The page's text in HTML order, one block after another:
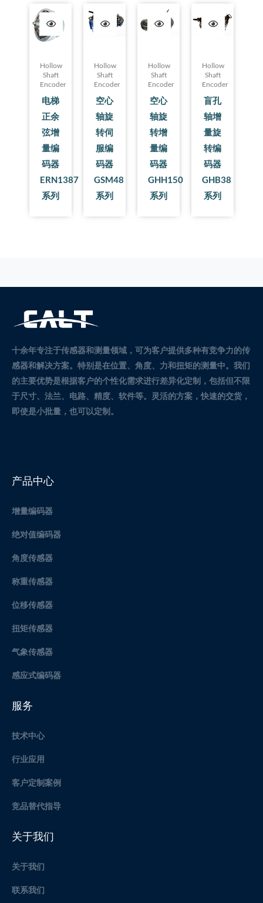
Hollow
Shaft
Encoder
电梯
正余
弦增
量编
码器
ERN1387
系列
Hollow
Shaft
Encoder
空心
轴旋
转伺
服编
码器
GSM48
系列
Hollow
Shaft
Encoder
空心
轴旋
转增
量编
码器
GHH150
系列
Hollow
Shaft
Encoder
盲孔
轴增
量旋
转编
码器
GHB38
系列
十余年专注于传感器和测量领域，可为客户提供多种有竞争力的传
感器和解决方案。 特别是在位置、角度、力和扭矩的测量中。 我们
的主要优势是根据客户的个性化需求进行差异化定制，包括但不限
于尺寸、法兰、电路、精度、软件等。灵活的方案，快速的交货，
即使是小批量，也可以定制。
产品中心
增量编码器
绝对值编码器
角度传感器
称重传感器
位移传感器
扭矩传感器
气象传感器
感应式编码器
服务
技术中心
行业应用
客户定制案例
竞品替代指导
关于我们
关于我们
联系我们